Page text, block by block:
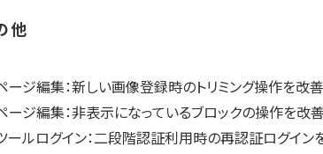
他
ージ編集：新しい画像登録時のトリミング操作を改
ージ編集：非表示になっているブロックの操作を改
ールログイン：二段階認証利用時の再認証ログイン